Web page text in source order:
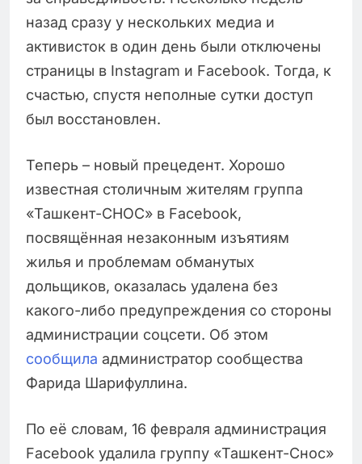
назад сразу у нескольких медиа и
активисток в один день были отключены
страницы в Instagram и Facebook. Тогда, к
счастью, спустя неполные сутки доступ
был восстановлен.
Теперь – новый прецедент. Хорошо
известная столичным жителям группа
«Ташкент-СНОС» в Facebook,
посвящённая незаконным изъятиям
жилья и проблемам обманутых
дольщиков, оказалась удалена без
какого-либо предупреждения со стороны
администрации соцсети. Об этом
сообщила администратор сообщества
Фарида Шарифуллина.
По её словам, 16 февраля администрация
Facebook удалила группу «Ташкент-Снос»